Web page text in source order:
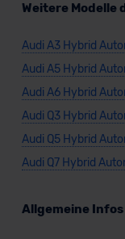
Weitere Modelle
Audi A3 Hybrid
Audi A5 Hybrid
Audi A6 Hybrid
Audi Q3 Hybrid
Audi Q5 Hybrid
Audi Q7 Hybrid
Allgemeine Infos